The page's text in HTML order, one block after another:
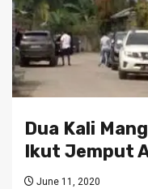
Dua Kali
Ikut Jemput
June 11, 2020